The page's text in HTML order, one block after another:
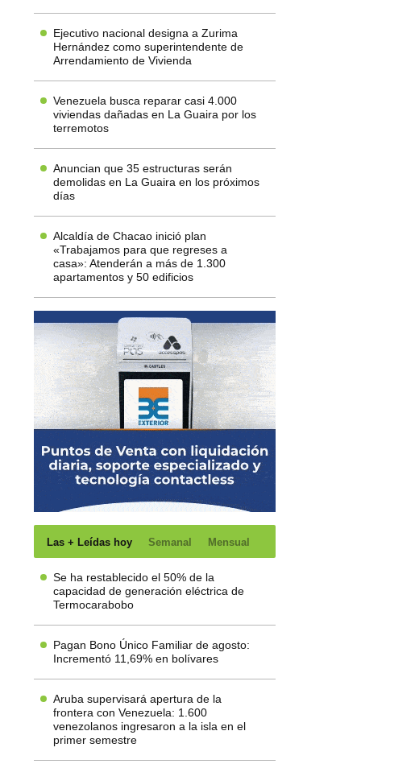
Ejecutivo nacional designa a Zurima
Hernández como superintendente de
Arrendamiento de Vivienda
Venezuela busca reparar casi 4.000
viviendas dañadas en La Guaira por los
terremotos
Anuncian que 35 estructuras serán
demolidas en La Guaira en los próximos
días
Alcaldía de Chacao inició plan
«Trabajamos para que regreses a
casa»: Atenderán a más de 1.300
apartamentos y 50 edificios
Las + Leídas hoy Semanal Mensual
Se ha restablecido el 50% de la
capacidad de generación eléctrica de
Termocarabobo
Pagan Bono Único Familiar de agosto:
Incrementó 11,69% en bolívares
Aruba supervisará apertura de la
frontera con Venezuela: 1.600
venezolanos ingresaron a la isla en el
primer semestre